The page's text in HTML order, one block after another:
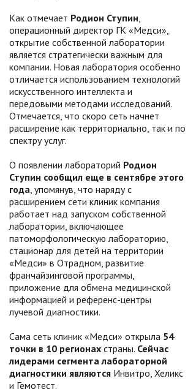
Как отмечает Родион Ступин,
операционный директор ГК «Медси»,
открытие собственной лаборатории
является стратегически важным для
компании. Новая лаборатория особенно
отличается использованием технологий
искусственного интеллекта и
передовыми методами исследований.
Отмечается, что скоро сеть начнет
расширение как территориально, так и по
спектру услуг.
О появлении лабораторий Родион
Ступин сообщил еще в сентябре этого
года, упомянув, что наряду с
расширением сети клиник компания
работает над запуском собственной
лаборатории, включающее
патоморфологическую лабораторию,
стационар для детей на территории
«Медси» в Отрадном, развитие
франчайзинговой программы,
приложение для обмена медицинской
информацией и референс-центры
лучевой диагностики.
Сама сеть клиник «Медси» открыла 54
точки в 10 регионах страны. Сейчас
лидерами сегмента лабораторной
диагностики являются Инвитро, Хеликс
и Гемотест.